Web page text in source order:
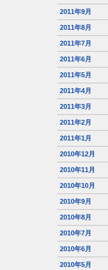
2011年9月
2011年8月
2011年7月
2011年6月
2011年5月
2011年4月
2011年3月
2011年2月
2011年1月
2010年12月
2010年11月
2010年10月
2010年9月
2010年8月
2010年7月
2010年6月
2010年5月